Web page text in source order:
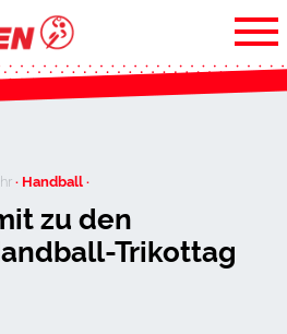
· Handball ·
zu den
Trikottag